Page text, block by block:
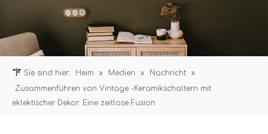
Sie sind hier: Heim » Medien » Nachricht
»
Zusammenführen von Vintage -Keramikschaltern mit
eklektischer Dekor: Eine zeitlose Fusion